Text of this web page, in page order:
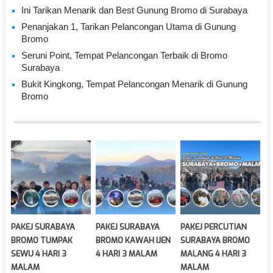
Ini Tarikan Menarik dan Best Gunung Bromo di Surabaya
Penanjakan 1, Tarikan Pelancongan Utama di Gunung
Bromo
Seruni Point, Tempat Pelancongan Terbaik di Bromo
Surabaya
Bukit Kingkong, Tempat Pelancongan Menarik di Gunung
Bromo
PAKEJ SURABAYA
BROMO TUMPAK
SEWU 4 HARI 3
MALAM
PAKEJ SURABAYA
BROMO KAWAH IJEN
4 HARI 3 MALAM
PAKEJ PERCUTIAN
SURABAYA BROMO
MALANG 4 HARI 3
MALAM